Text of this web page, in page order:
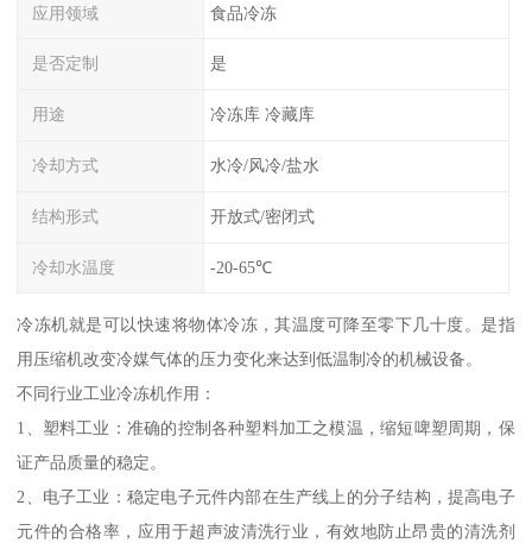
应用领域 食品冷冻
是否定制 是
用途 冷冻库 冷藏库
冷却方式 水冷/风冷/盐水
结构形式 开放式/密闭式
冷却水温度 -20-65℃
冷冻机就是可以快速将物体冷冻，其温度可降至零下几十度。是指
用压缩机改变冷媒气体的压力变化来达到低温制冷的机械设备。
不同行业工业冷冻机作用：
1、塑料工业：准确的控制各种塑料加工之模温，缩短啤塑周期，保
证产品质量的稳定。
2、电子工业：稳定电子元件内部在生产线上的分子结构，提高电子
元件的合格率，应用于超声波清洗行业，有效地防止昂贵的清洗剂